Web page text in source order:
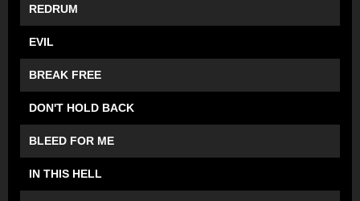
REDRUM
EVIL
BREAK FREE
DON'T HOLD BACK
BLEED FOR ME
IN THIS HELL